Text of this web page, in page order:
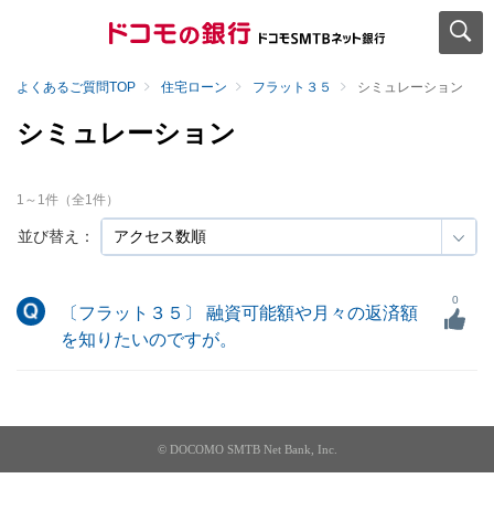
よくあるご質問TOP 住宅ローン フラット３５ シミュレーション
シミュレーション
並び替え：
1 ～ 1件（全1件）
〔フラット３５〕 融資可能額や月々の返済額
を知りたいのですが。
0
© DOCOMO SMTB Net Bank, Inc.